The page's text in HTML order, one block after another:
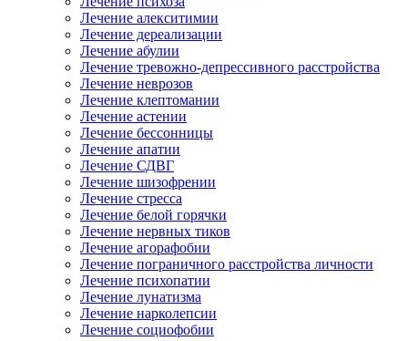
Лечение алекситимии
Лечение дереализации
Лечение абулии
Лечение тревожно-депрессивного расстройства
Лечение неврозов
Лечение клептомании
Лечение астении
Лечение бессонницы
Лечение апатии
Лечение СДВГ
Лечение шизофрении
Лечение стресса
Лечение белой горячки
Лечение нервных тиков
Лечение агорафобии
Лечение пограничного расстройства личности
Лечение психопатии
Лечение лунатизма
Лечение нарколепсии
Лечение социофобии